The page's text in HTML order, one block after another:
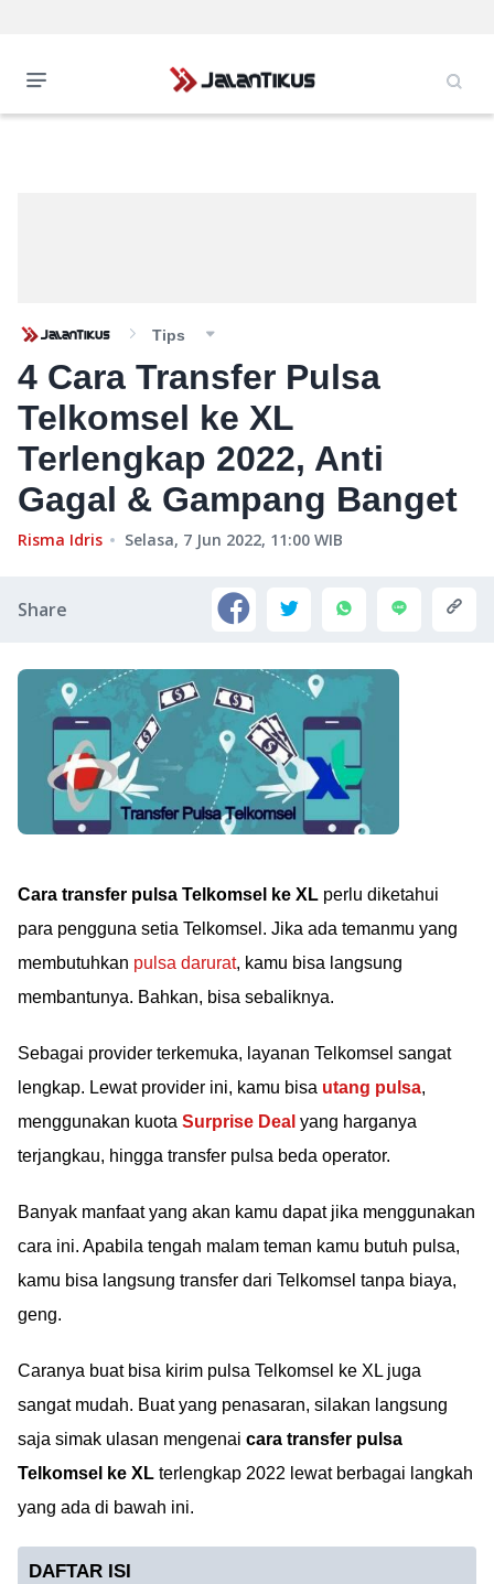
Tips
4 Cara Transfer Pulsa
Telkomsel ke XL
Terlengkap 2022, Anti
Gagal & Gampang Banget
Risma Idris Selasa, 7 Jun 2022, 11:00 WIB
Share
Cara transfer pulsa Telkomsel ke XL perlu diketahui
para pengguna setia Telkomsel. Jika ada temanmu yang
membutuhkan pulsa darurat, kamu bisa langsung
membantunya. Bahkan, bisa sebaliknya.
Sebagai provider terkemuka, layanan Telkomsel sangat
lengkap. Lewat provider ini, kamu bisa utang pulsa,
menggunakan kuota Surprise Deal yang harganya
terjangkau, hingga transfer pulsa beda operator.
Banyak manfaat yang akan kamu dapat jika menggunakan
cara ini. Apabila tengah malam teman kamu butuh pulsa,
kamu bisa langsung transfer dari Telkomsel tanpa biaya,
geng.
Caranya buat bisa kirim pulsa Telkomsel ke XL juga
sangat mudah. Buat yang penasaran, silakan langsung
saja simak ulasan mengenai cara transfer pulsa
Telkomsel ke XL terlengkap 2022 lewat berbagai langkah
yang ada di bawah ini.
DAFTAR ISI